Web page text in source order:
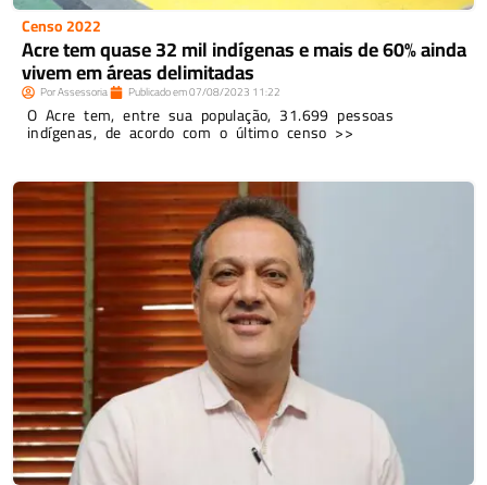
Censo 2022
Acre tem quase 32 mil indígenas e mais de 60% ainda
vivem em áreas delimitadas
PorAssessoria Publicado em07/08/2023 11:22
O Acre tem, entre sua população, 31.699 pessoas
indígenas, de acordo com o último censo >>